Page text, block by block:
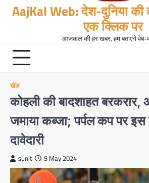
AajKal Web: देश-दुनिया की
एक क्लिक पर
आजकल की हर खबर, हम बताएंगे वेब-
खेल
कोहली की बादशाहत
जमाया कब्जा; पर्पल कप पर इस
दावेदारी
sunit 5 May 2024